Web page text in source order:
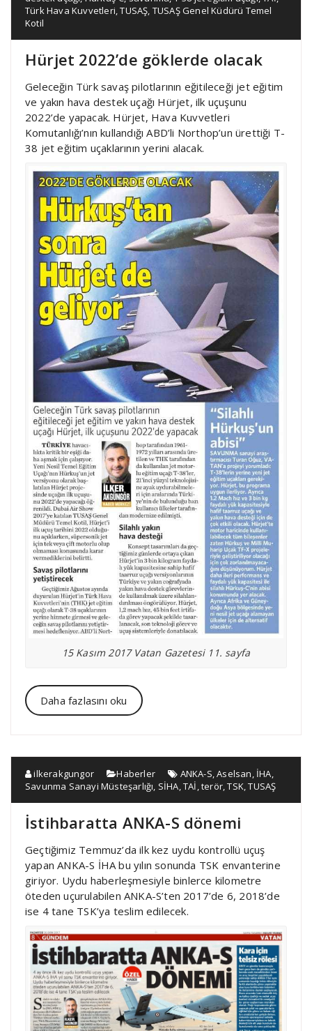
Türk Hava Kuvvetleri,TUSAŞ, TUSAŞ Genel Küdürü Temel
Kotil
Hürjet 2022’de göklerde olacak
Geleceğin Türk savaş pilotlarının eğitileceği jet eğitim
ve yakın hava destek uçağı Hürjet, ilk uçuşunu
2022’de yapacak. Hürjet, Hava Kuvvetleri
Komutanlığı’nın kullandığı ABD’li Northop’un ürettiği T-
38 jet eğitim uçaklarının yerini alacak.
15 Kasım 2017 Vatan Gazetesi 11. sayfa
Daha fazlasını oku
ilkerakgungor Haberler ANKA-S ,Aselsan İHA
Savunma Sanayi Müsteşarlığı SİHA ,TAİ ,terör ,TSK ,TUSAŞ
İstihbaratta ANKA-S dönemi
Geçtiğimiz Temmuz’da ilk kez uydu kontrollü uçuş
yapan ANKA-S İHA bu yılın sonunda TSK envanterine
giriyor. Uydu haberleşmesiyle binlerce kilometre
öteden uçurulabilen ANKA-S’ten 2017’de 6, 2018’de
ise 4 tane TSK’ya teslim edilecek.